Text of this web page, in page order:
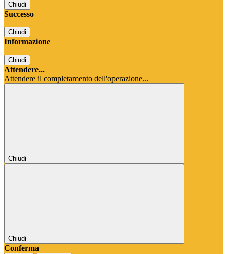
Chiudi
Successo
Chiudi
Informazione
Chiudi
Attendere...
Attendere il completamento dell'operazione...
Chiudi
Chiudi
Conferma